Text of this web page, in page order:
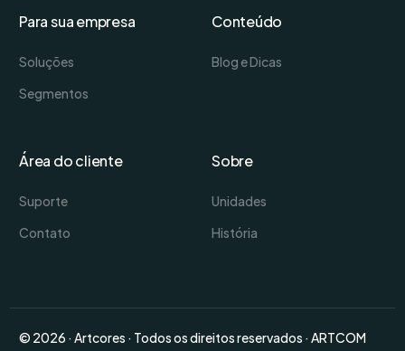
Para sua empresa
Soluções
Segmentos
Conteúdo
Blog e Dicas
Área do cliente
Suporte
Contato
Sobre
Unidades
História
© 2026 · Artcores · Todos os direitos reservados · ARTCOM